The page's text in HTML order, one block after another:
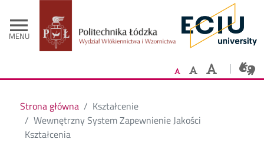
menu
MENU
- Strona główna
Strona główna
Kształcenie
Wewnętrzny System Zapewnienie Jakości
Kształcenia